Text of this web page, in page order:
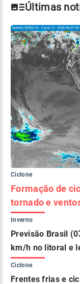
Últimas
Ciclone
Formação de
tornado e
Inverno
Previsão Brasil
km/h no litoral e
Ciclone
Frentes frias e